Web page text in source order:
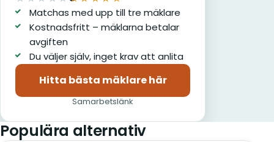
av 5
Matchas med upp till tre mäklare
Kostnadsfritt – mäklarna betalar
avgiften
Du väljer själv, inget krav att anlita
Hitta bästa mäklare här
(öppnas i nytt fönster)
Samarbetslänk
Populära alternativ